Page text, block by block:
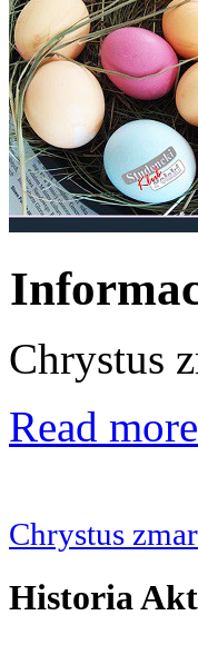
Chrystus
Read more
Chrystus
Historia